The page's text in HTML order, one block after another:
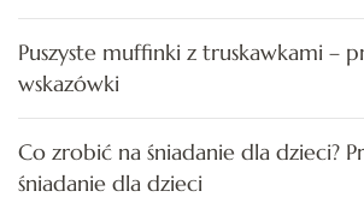
Puszyste muffinki z truskawkami –
wskazówki
Co zrobić na śniadanie dla dzieci?
śniadanie dla dzieci